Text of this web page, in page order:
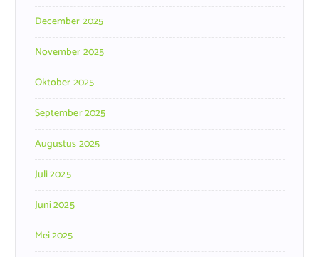
December 2025
November 2025
Oktober 2025
September 2025
Augustus 2025
Juli 2025
Juni 2025
Mei 2025